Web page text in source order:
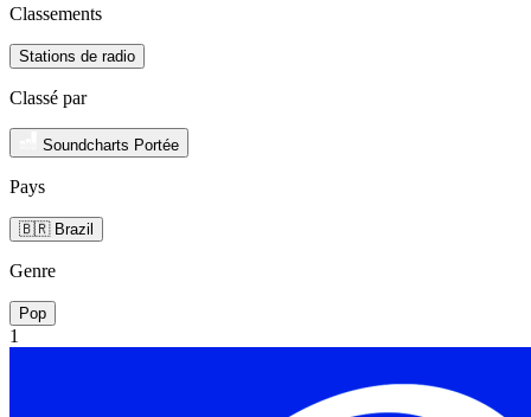
Classements
Stations de radio
Classé par
Soundcharts Portée
Pays
🇧🇷 Brazil
Genre
Pop
1